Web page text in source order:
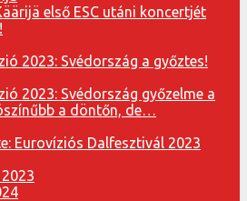
első ESC utáni koncertjét
2023: Svédország a győztes!
2023: Svédország győzelme a
a döntőn, de…
Eurovíziós Dalfesztivál 2023